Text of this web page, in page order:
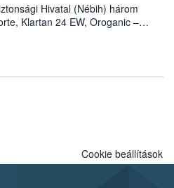
Hivatal (Nébih) három
Klartan 24 EW, Oroganic –
így azok a szüretet követően,
91) stádiumáig
a károsító elleni további
és ökológiai termesztésben is
Cookie beállítások